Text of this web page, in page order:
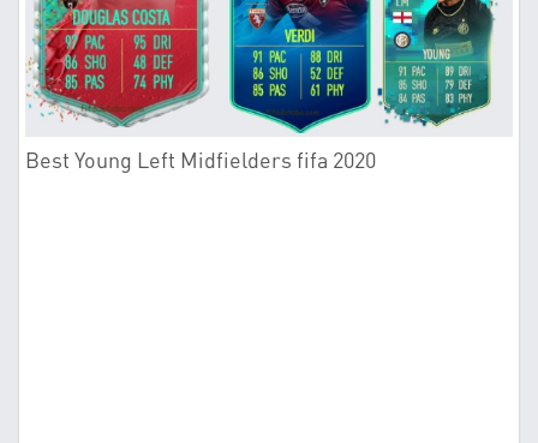
Best Young Left Midfielders fifa 2020